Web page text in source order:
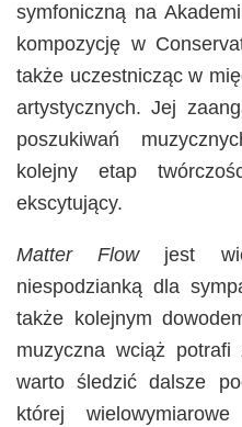
symfoniczną na
kompozycję w
także uczestnicząc w
artystycznych. Jej
poszukiwań
kolejny etap
ekscytujący.
Matter Flowjest
niespodzianką dla
także kolejnym
muzyczna wciąż potrafi
warto śledzić dalsze
której